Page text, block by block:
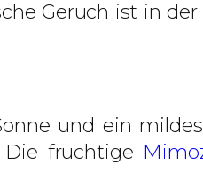
Geruch ist in
und ein
fruchtige